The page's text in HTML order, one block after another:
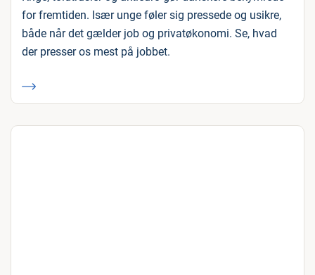
for fremtiden. Især unge føler sig pressede og usikre,
både når det gælder job og privatøkonomi. Se, hvad
der presser os mest på jobbet.